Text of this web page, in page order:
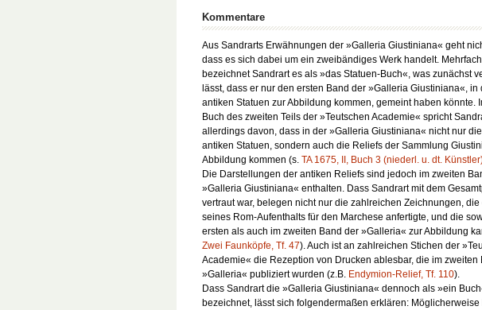
Kommentare
Aus Sandrarts Erwähnungen der »Galleria Giustiniana« geht
dass es sich dabei um ein zweibändiges Werk handelt. Mehrfach
bezeichnet Sandrart es als »das Statuen-Buch«, was zunächst
lässt, dass er nur den ersten Band der »Galleria Giustiniana«, in
antiken Statuen zur Abbildung kommen, gemeint haben könnte.
Buch des zweiten Teils der »Teutschen Academie« spricht
allerdings davon, dass in der »Galleria Giustiniana« nicht nur
antiken Statuen, sondern auch die Reliefs der Sammlung
Abbildung kommen (s. TA 1675, II, Buch 3 (niederl. u. dt.
Die Darstellungen der antiken Reliefs sind jedoch im zweiten
»Galleria Giustiniana« enthalten. Dass Sandrart mit dem
vertraut war, belegen nicht nur die zahlreichen Zeichnungen, die
seines Rom-Aufenthalts für den Marchese anfertigte, und die
ersten als auch im zweiten Band der »Galleria« zur Abbildung
Zwei Faunköpfe, Tf. 47). Auch ist an zahlreichen Stichen der
Academie« die Rezeption von Drucken ablesbar, die im zweiten
»Galleria« publiziert wurden (z.B. Endymion-Relief, Tf. 110).
Dass Sandrart die »Galleria Giustiniana« dennoch als »ein
bezeichnet, lässt sich folgendermaßen erklären: Möglicherweise